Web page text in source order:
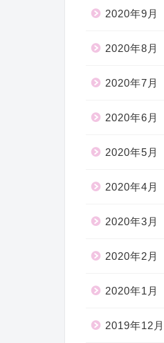
2020年9月
2020年8月
2020年7月
2020年6月
2020年5月
2020年4月
2020年3月
2020年2月
2020年1月
2019年12月